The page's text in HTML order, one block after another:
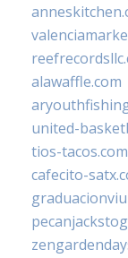
alawaffle.com
united-
tios-tacos.com
cafecito-